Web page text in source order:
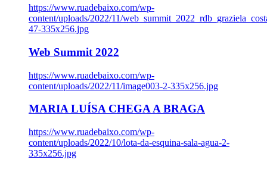
https://www.ruadebaixo.com/wp-
content/uploads/2022/11/
47-335x256.jpg
Web Summit 2022
https://www.ruadebaixo.com/wp-
content/uploads/2022/11/image003-2-335x256.jpg
MARIA LUÍSA CHEGA A BRAGA
https://www.ruadebaixo.com/wp-
content/uploads/2022/10/lota-da-esquina-sala-agua-2-
335x256.jpg